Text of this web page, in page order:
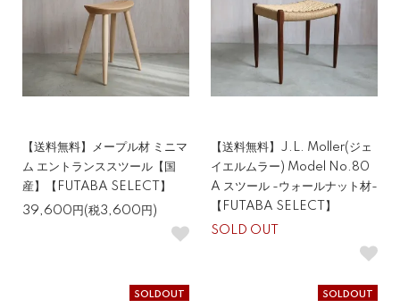
【送料無料】メープル材 ミニマ
ム エントランススツール【国
産】【FUTABA SELECT】
39,600円(税3,600円)
【送料無料】J.L. Moller(ジェ
イエルムラー) Model No.80
A スツール -ウォールナット材-
【FUTABA SELECT】
SOLD OUT
SOLDOUT SOLDOUT